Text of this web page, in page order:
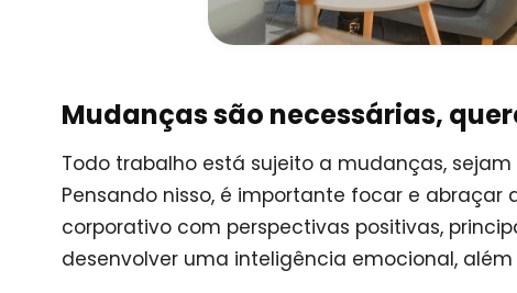
Mudanças são necessárias,
Todo trabalho está sujeito a mudanças,
Pensando nisso, é importante focar e
corporativo com perspectivas positivas,
desenvolver uma inteligência emocional,